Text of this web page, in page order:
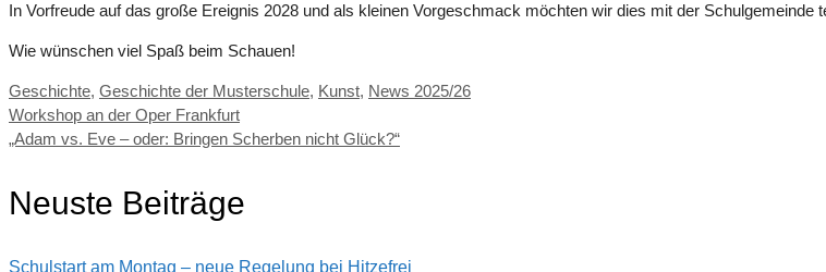
In Vorfreude auf das große Ereignis 2028 und als kleinen Vorgeschmack möchten wir dies mit der Schulgemeinde
Wie wünschen viel Spaß beim Schauen!
Kategorien
Geschichte, Geschichte der Musterschule, Kunst, News 2025/26
Workshop an der Oper Frankfurt
„Adam vs. Eve – oder: Bringen Scherben nicht Glück?“
Neuste Beiträge
Schulstart am Montag – neue Regelung bei Hitzefrei